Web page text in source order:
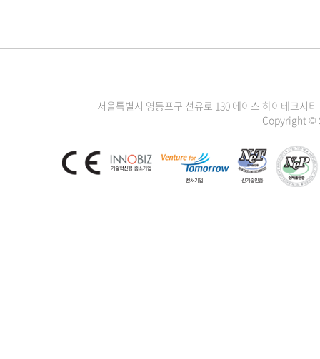
서울특별시 영등포구 선유로 130 에이스 하이테크시
Copyright ©